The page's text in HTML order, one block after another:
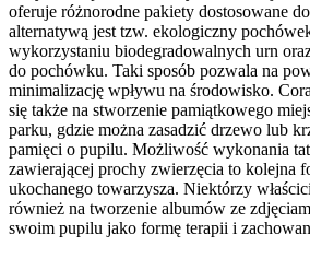
oferuje różnorodne pakiety dostosowane
alternatywą jest tzw. ekologiczny
wykorzystaniu biodegradowalnych urn
do pochówku. Taki sposób pozwala na
minimalizację wpływu na środowisko.
się także na stworzenie pamiątkowego
parku, gdzie można zasadzić drzewo lub
pamięci o pupilu. Możliwość wykonania
zawierającej prochy zwierzęcia to kolejna
ukochanego towarzysza. Niektórzy
również na tworzenie albumów ze
swoim pupilu jako formę terapii i